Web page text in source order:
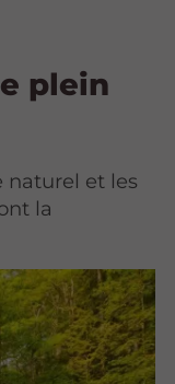
plein
naturel et les
la